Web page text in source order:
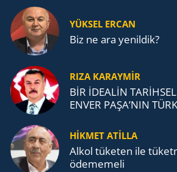
YÜKSEL ERCAN
Biz ne ara yenildik?
RIZA KARAYMIR
BİR İDEALİN
ENVER PAŞA’NIN
TEŞKİLATI’NA UZANAN
HİKMET ATİLLA
Alkol tü­ke­ten ile
öde­me­me­li